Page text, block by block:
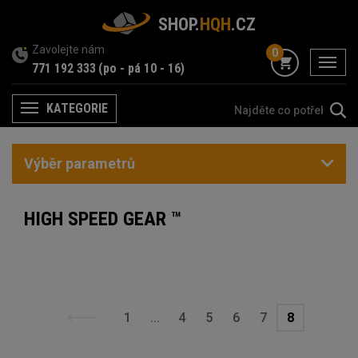
SHOP.HQH.CZ
Zavolejte nám
771 192 333 (po - pá 10 - 16) menu
0
MenuKATEGORIE
Výběr parametrů
HIGH SPEED GEAR ™
1 ... 4 5 6 7 8